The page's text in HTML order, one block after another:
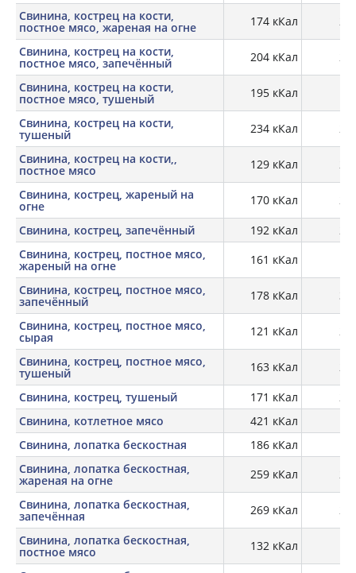
Свинина, кострец на кости,
постное мясо, жареная на огне 174 кКал
Свинина, кострец на кости,
постное мясо, запечённый 204 кКал
Свинина, кострец на кости,
постное мясо, тушеный 195 кКал
Свинина, кострец на кости,
тушеный 234 кКал
Свинина, кострец на кости,,
постное мясо 129 кКал
Свинина, кострец, жареный на
огне 170 кКал
Свинина, кострец, запечённый
192 кКал
Свинина, кострец, постное мясо,
жареный на огне 161 кКал
Свинина, кострец, постное мясо,
запечённый 178 кКал
Свинина, кострец, постное мясо,
сырая 121 кКал
Свинина, кострец, постное мясо,
тушеный 163 кКал
Свинина, кострец, тушеный
171 кКал
Свинина, котлетное мясо
421 кКал
Свинина, лопатка бескостная
186 кКал
Свинина, лопатка бескостная,
жареная на огне 259 кКал
Свинина, лопатка бескостная,
запечённая 269 кКал
Свинина, лопатка бескостная,
постное мясо 132 кКал